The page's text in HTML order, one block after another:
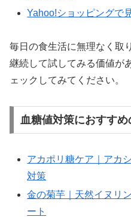
Yahoo!ショッピングで
毎日の食生活に無理なく取
継続して試してみる価値が
ェックしてみてください。
血糖値対策におすす
アカポリ糖ケア｜アカ
対策
金の菊芋｜天然イヌリ
ート